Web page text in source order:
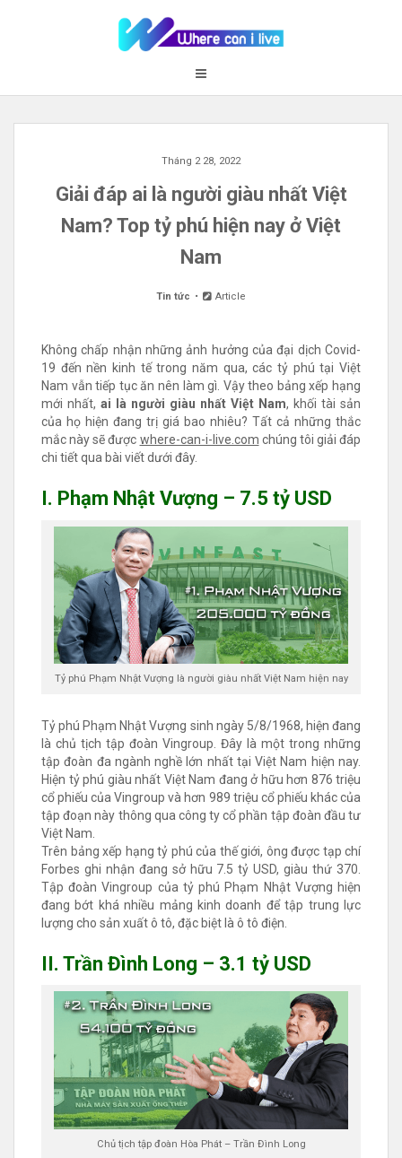
Tháng 2 28, 2022
Giải đáp ai là người giàu nhất Việt
Nam? Top tỷ phú hiện nay ở Việt
Nam
Tin tức Article
Không chấp nhận những ảnh hưởng của đại dịch Covid-
19 đến nền kinh tế trong năm qua, các tỷ phú tại Việt
Nam vẫn tiếp tục ăn nên làm gì. Vậy theo bảng xếp hạng
mới nhất, ai là người giàu nhất Việt Nam, khối tài sản
của họ hiện đang trị giá bao nhiêu? Tất cả những thắc
mắc này sẽ được where-can-i-live.com chúng tôi giải đáp
chi tiết qua bài viết dưới đây.
I. Phạm Nhật Vượng – 7.5 tỷ USD
Tỷ phú Phạm Nhật Vượng là người giàu nhất Việt Nam hiện nay
Tỷ phú Phạm Nhật Vượng sinh ngày 5/8/1968, hiện đang
là chủ tịch tập đoàn Vingroup. Đây là một trong những
tập đoàn đa ngành nghề lớn nhất tại Việt Nam hiện nay.
Hiện tỷ phú giàu nhất Việt Nam đang ở hữu hơn 876 triệu
cổ phiếu của Vingroup và hơn 989 triệu cổ phiếu khác của
tập đoạn này thông qua công ty cổ phần tập đoàn đầu tư
Việt Nam.
Trên bảng xếp hạng tỷ phú của thế giới, ông được tạp chí
Forbes ghi nhận đang sở hữu 7.5 tỷ USD, giàu thứ 370.
Tập đoàn Vingroup của tỷ phú Phạm Nhật Vượng hiện
đang bớt khá nhiều mảng kinh doanh để tập trung lực
lượng cho sản xuất ô tô, đặc biệt là ô tô điện.
II. Trần Đình Long – 3.1 tỷ USD
Chủ tịch tập đoàn Hòa Phát – Trần Đình Long